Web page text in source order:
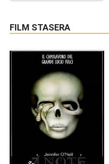
FILM STASERA